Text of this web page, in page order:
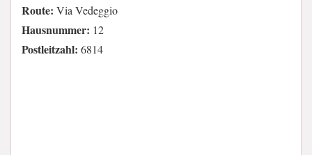
Route: Via Vedeggio
Hausnummer: 12
Postleitzahl: 6814